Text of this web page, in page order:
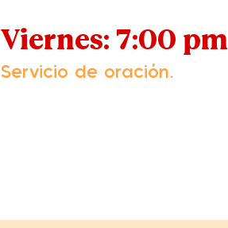
Viernes: 7:00 pm
Servicio de oración.